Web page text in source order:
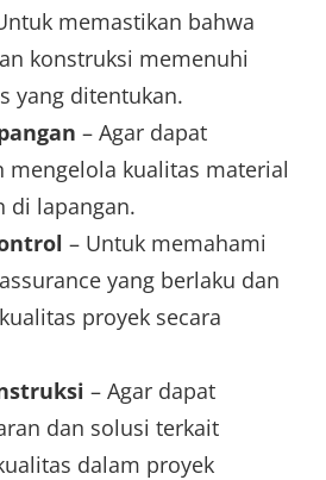
memastikan bahwa
konstruksi memenuhi
yang ditentukan.
– Agar dapat
mengelola kualitas material
di lapangan.
– Untuk memahami
yang berlaku dan
proyek secara
– Agar dapat
dan solusi terkait
dalam proyek